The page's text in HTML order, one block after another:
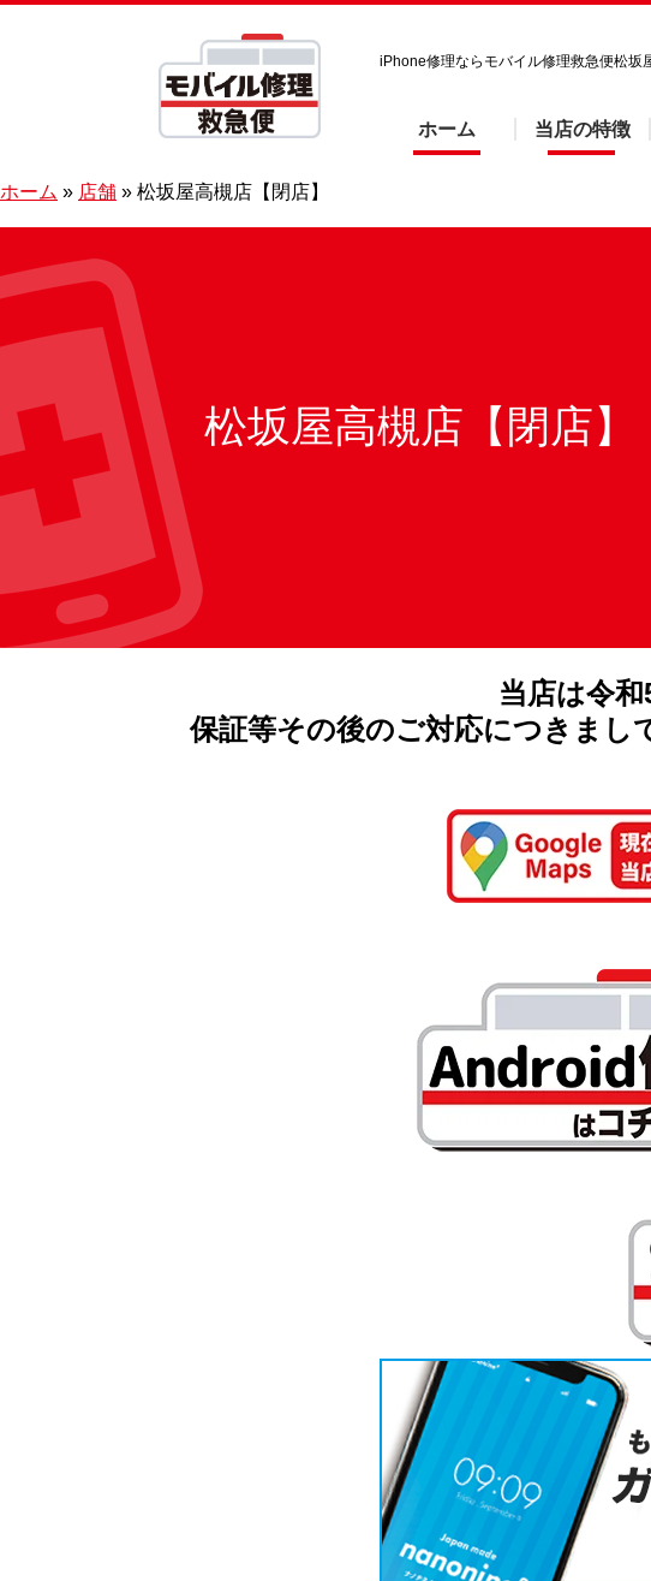
iPhone修理ならモバイル修理救急便松坂
ホーム 当店の特徴
ホーム » 店舗 » 松坂屋高槻店【閉店】
松坂屋高槻店【閉店】
当店は令和
保証等その後のご対応につきまし